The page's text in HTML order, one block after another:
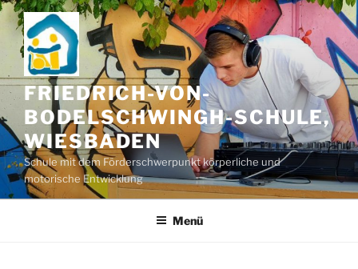
FRIEDRICH-VON-
BODELSCHWINGH-SCHULE,
WIESBADEN
Schule mit dem Förderschwerpunkt körperliche und
motorische Entwicklung
Menü